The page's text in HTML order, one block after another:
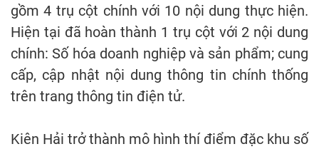
gồm 4 trụ cột chính với 10 nội dung thực hiện.
Hiện tại đã hoàn thành 1 trụ cột với 2 nội dung
chính: Số hóa doanh nghiệp và sản phẩm; cung
cấp, cập nhật nội dung thông tin chính thống
trên trang thông tin điện tử.
Kiên Hải trở thành mô hình thí điểm đặc khu số